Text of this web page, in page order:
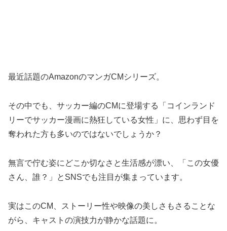
最近話題のAmazonのマンガCMシリーズ。
その中でも、サッカー編のCMに登場する「コインランド
リーでサッカー漫画に熱狂している女性」に、思わず目を
奪われた方も多いのではないでしょうか？
無言で佇む姿にどこか切なさと生活感が漂い、「この女優
さん、誰？」とSNSでも注目が集まっています。
実はこのCM、ストーリー性や映像の美しさもさることな
がら、キャストの演技力が静かな話題に。